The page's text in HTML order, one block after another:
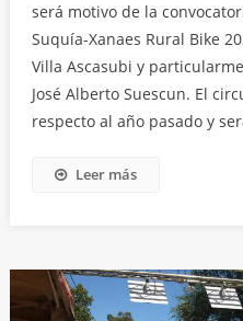
será motivo de la
Suquía-Xanaes Rural Bike
Villa Ascasubi y
José Alberto Suescun. El
respecto al año pasado y
Leer más